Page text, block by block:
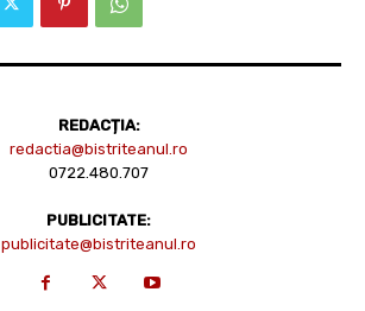
REDACȚIA:
redactia@bistriteanul.ro
0722.480.707
PUBLICITATE:
publicitate@bistriteanul.ro